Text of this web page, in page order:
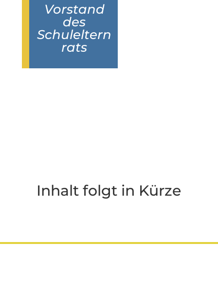
Vorstand
des
Schuleltern
rats
Inhalt folgt in Kürze